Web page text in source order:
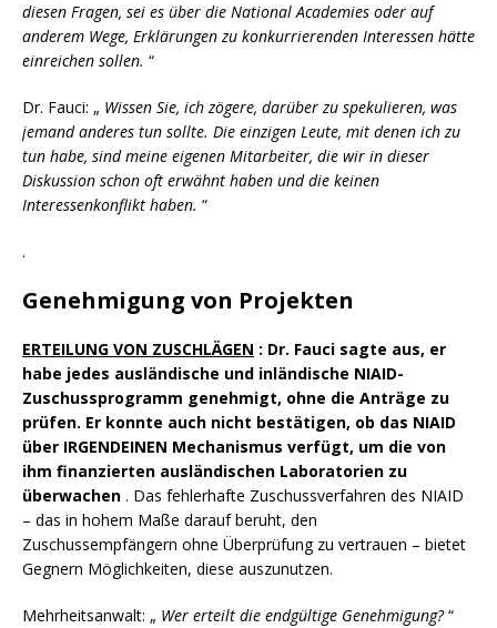
diesen Fragen, sei es über die National Academies oder auf
anderem Wege, Erklärungen zu konkurrierenden Interessen hätte
einreichen sollen. “
Dr. Fauci: „ Wissen Sie, ich zögere, darüber zu spekulieren, was
jemand anderes tun sollte. Die einzigen Leute, mit denen ich zu
tun habe, sind meine eigenen Mitarbeiter, die wir in dieser
Diskussion schon oft erwähnt haben und die keinen
Interessenkonflikt haben. “
.
Genehmigung von Projekten
ERTEILUNG VON ZUSCHLÄGEN : Dr. Fauci sagte aus, er
habe jedes ausländische und inländische NIAID-
Zuschussprogramm genehmigt, ohne die Anträge zu
prüfen. Er konnte auch nicht bestätigen, ob das NIAID
über IRGENDEINEN Mechanismus verfügt, um die von
ihm finanzierten ausländischen Laboratorien zu
überwachen . Das fehlerhafte Zuschussverfahren des NIAID
– das in hohem Maße darauf beruht, den
Zuschussempfängern ohne Überprüfung zu vertrauen – bietet
Gegnern Möglichkeiten, diese auszunutzen.
Mehrheitsanwalt: „ Wer erteilt die endgültige Genehmigung?“